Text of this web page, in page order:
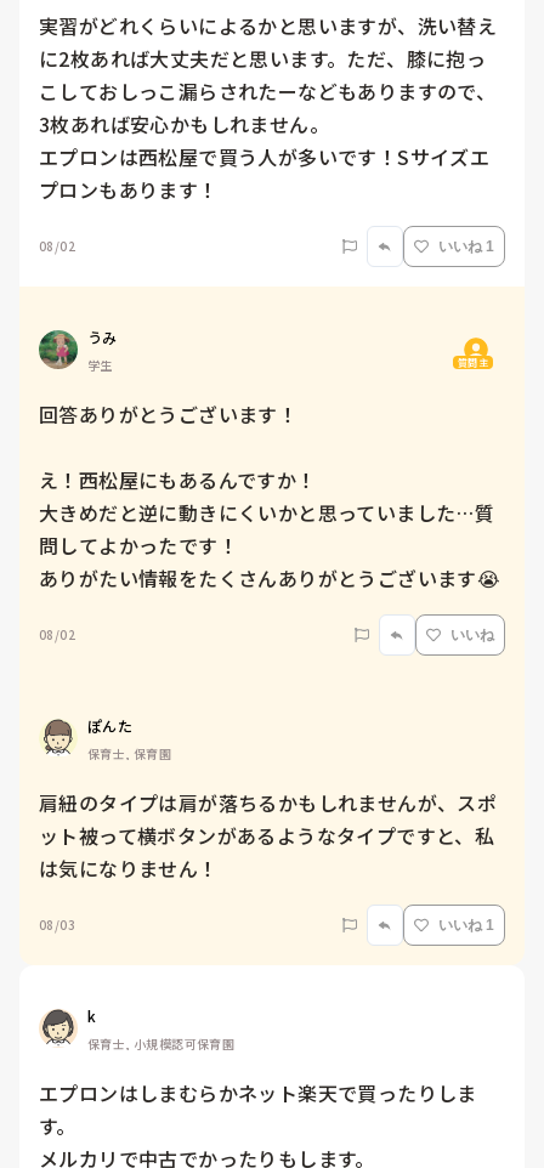
実習がどれくらいによるかと思いますが、洗い替え
に2枚あれば大丈夫だと思います。ただ、膝に抱っ
こしておしっこ漏らされたーなどもありますので、
3枚あれば安心かもしれません。
エプロンは西松屋で買う人が多いです！Sサイズエ
プロンもあります！
08/02 いいね 1
うみ
学生 質問主
回答ありがとうございます！
え！西松屋にもあるんですか！
大きめだと逆に動きにくいかと思っていました…質
問してよかったです！
08/02 いいね
ぽんた
保育士, 保育園
肩紐のタイプは肩が落ちるかもしれませんが、スポ
ット被って横ボタンがあるようなタイプですと、私
は気になりません！
08/03 いいね 1
k
保育士, 小規模認可保育園
エプロンはしまむらかネット楽天で買ったりしま
す。
メルカリで中古でかったりもします。